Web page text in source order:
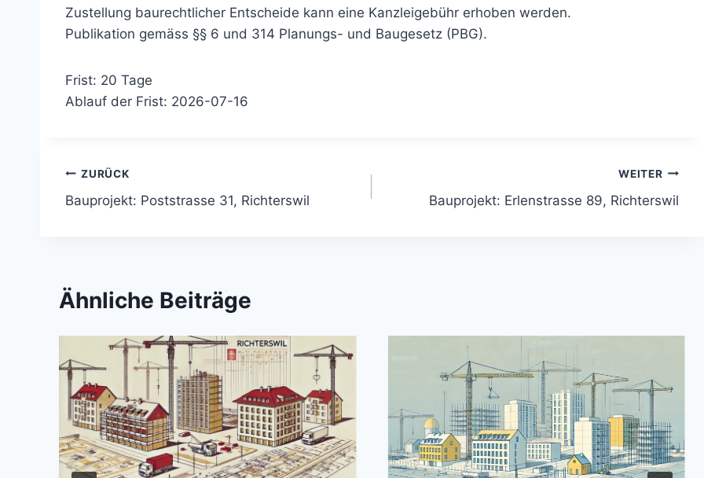
Zustellung baurechtlicher Entscheide kann eine Kanzleigebühr erhoben werden.
Publikation gemäss §§ 6 und 314 Planungs- und Baugesetz (PBG).
Frist: 20 Tage
Ablauf der Frist: 2026-07-16
Beitragsnavigation
ZURÜCK
Bauprojekt: Poststrasse 31, Richterswil
WEITER
Bauprojekt: Erlenstrasse 89, Richterswil
Ähnliche Beiträge